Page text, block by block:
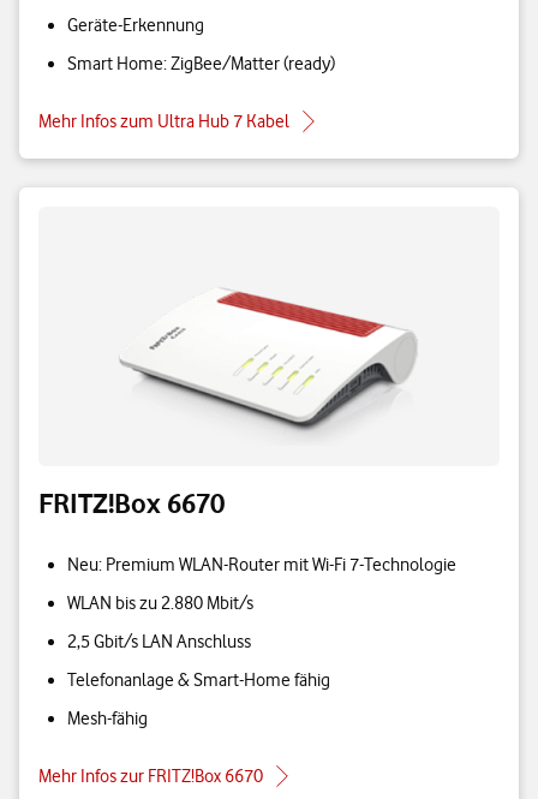
Geräte-Erkennung
Smart Home: ZigBee/Matter (ready)
Mehr Infos zum Ultra Hub 7 Kabel
FRITZ!Box 6670
Neu: Premium WLAN-Router mit Wi-Fi 7-Technologie
WLAN bis zu 2.880 Mbit/s
2,5 Gbit/s LAN Anschluss
Telefonanlage & Smart-Home fähig
Mesh-fähig
Mehr Infos zur FRITZ!Box 6670